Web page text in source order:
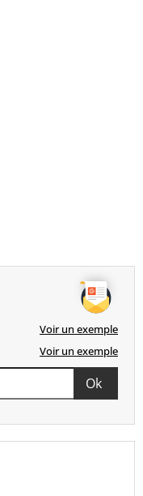
Voir un exemple
Voir un exemple